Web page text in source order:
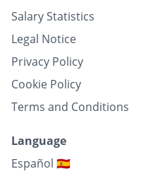
Salary Statistics
Legal Notice
Privacy Policy
Cookie Policy
Terms and Conditions
Language
Español 🇪🇸